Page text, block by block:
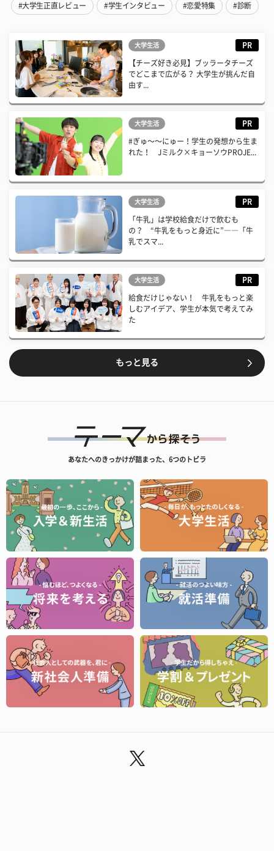
#大学生正直レビュー #学生インタビュー #恋愛特集 #診断
大学生活 PR
【チーズ好き必見】ブッラータチーズ
でどこまで広がる？ 大学生が挑んだ自
由す...
大学生活 PR
#ぎゅ〜〜にゅー！学生の発想から生ま
れた！ Jミルク×キョーソウPROJE...
大学生活 PR
「牛乳」は学校給食だけで飲むも
の？ “牛乳をもっと身近に”――「牛
乳でスマ...
大学生活 PR
給食だけじゃない！ 牛乳をもっと楽
しむアイデア、学生が本気で考えてみ
た
もっと見る
あなたへのきっかけが詰まった、6つのトビラ